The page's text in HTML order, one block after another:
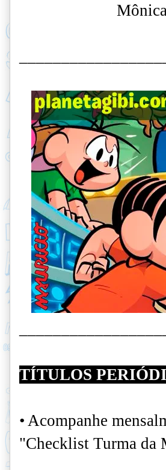
TÍTULOS
• Acompanhe
"Checklist Turma da